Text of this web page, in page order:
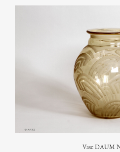
Vase DAUM